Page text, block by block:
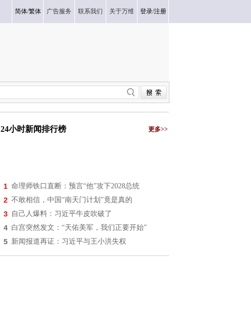
简体/繁体 广告服务 联系我们 关于万维 登录/注册
24小时新闻排行榜 更多>>
1 命理师铁口直断：预言“他”攻下2028总统
2 不敢相信，中国“南天门计划”竟是真的
3 自己人爆料：习近平牛皮吹破了
4 白宫突然发文：“天佑美军，我们正要开始”
5 新闻报道再证：习近平与王小洪失权